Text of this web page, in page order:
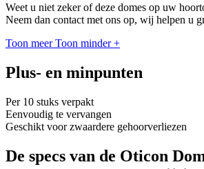
Weet u niet zeker of deze domes op uw
Neem dan contact met ons op, wij helpen u
Toon meer Toon minder +
Plus- en minpunten
Per 10 stuks verpakt
Eenvoudig te vervangen
Geschikt voor zwaardere gehoorverliezen
De specs van de Oticon